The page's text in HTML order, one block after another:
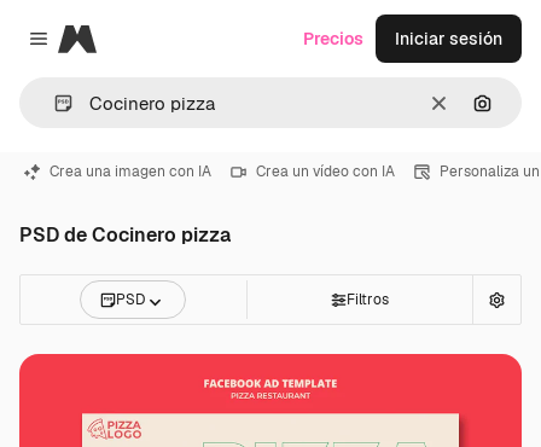
Close menu
Magnific
Borrar
Precios Iniciar sesión
Crea una imagen con IA Crea un vídeo con IA Personaliza
PSD de Cocinero pizza
PSD Filtros